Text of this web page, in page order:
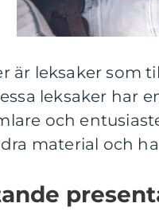
är leksaker som
leksaker har
och
material och